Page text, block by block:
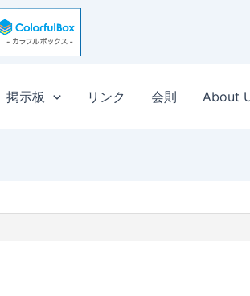
掲示板 リンク 会則 About